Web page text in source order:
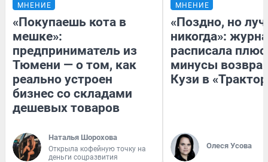
МНЕНИЕ
«Покупаешь кота в
мешке»:
предприниматель из
Тюмени — о том, как
реально устроен
бизнес со складами
дешевых товаров
Наталья Шорохова
Открыла кофейную точку на
деньги соцразвития
МНЕНИЕ
«Поздно, но
никогда»:
расписала
минусы
Кузи в
Олеся Усова